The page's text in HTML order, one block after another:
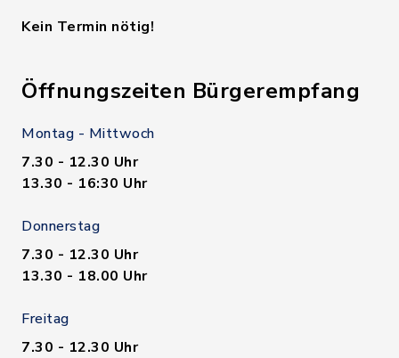
Kein Termin nötig!
Öffnungszeiten Bürgerempfang
Montag - Mittwoch
7.30 - 12.30 Uhr
13.30 - 16:30 Uhr
Donnerstag
7.30 - 12.30 Uhr
13.30 - 18.00 Uhr
Freitag
7.30 - 12.30 Uhr